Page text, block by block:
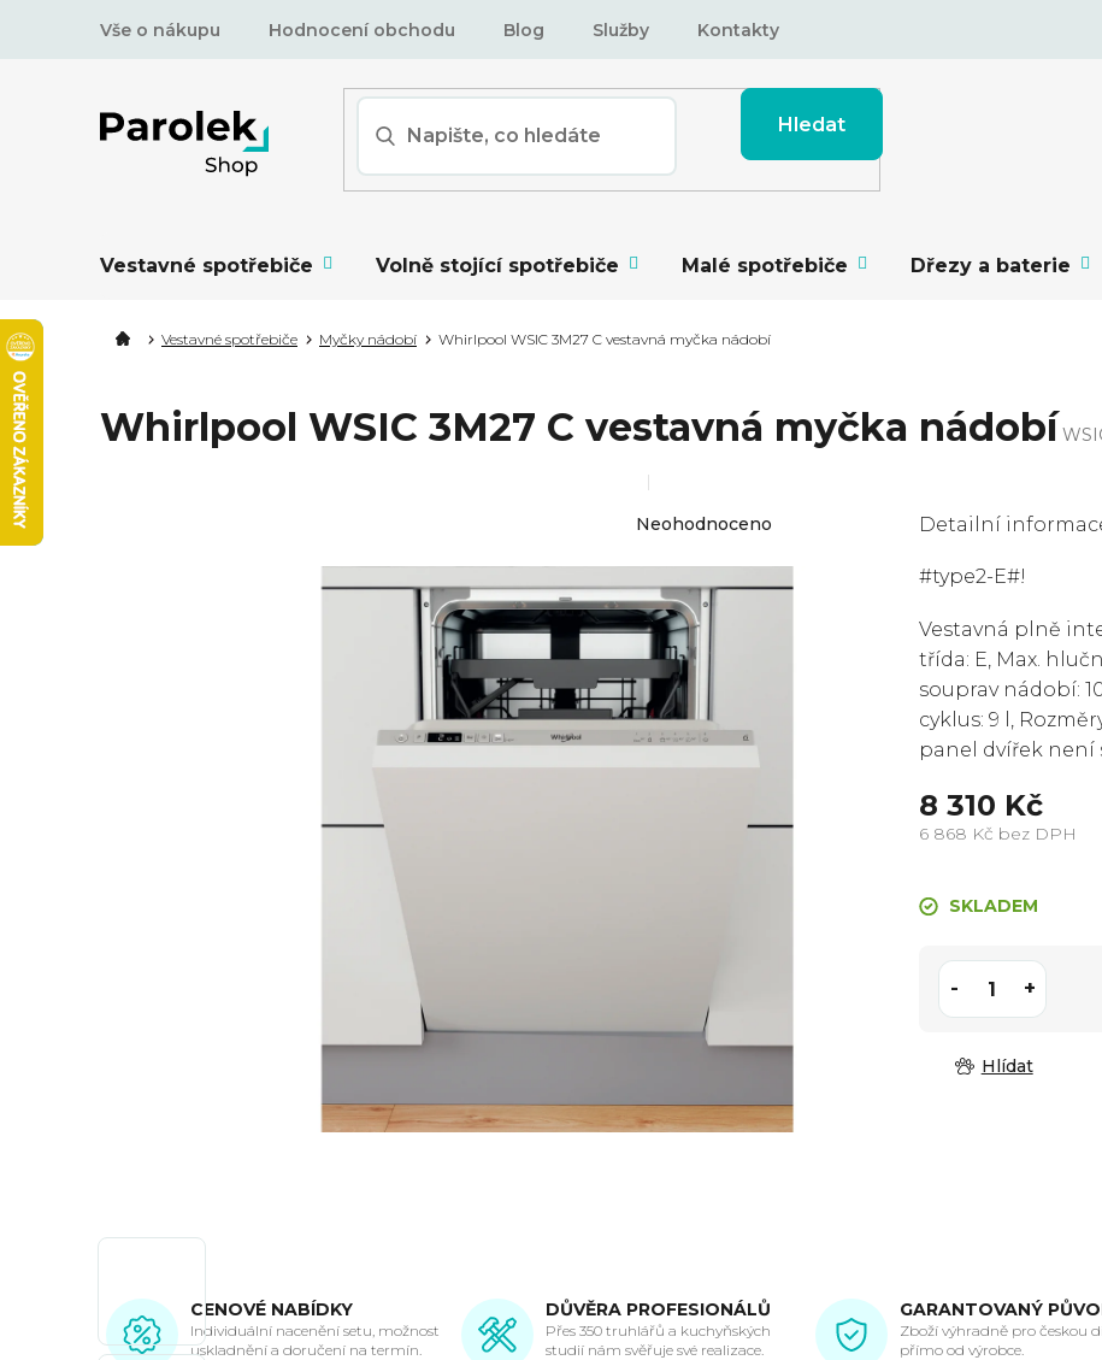
Vše o nákupu Hodnocení obchodu Blog Služby Kontakty
Hledat
Vestavné spotřebiče Volně stojící spotřebiče Malé spotřebiče Dřezy a baterie
Vestavné spotřebiče Myčky nádobí Whirlpool WSIC 3M27 C vestavná myčka nádobí
Whirlpool WSIC 3M27 C vestavná myčka nádobí
hodnocení
je
0,0
z
5
hvězdiček.
Neohodnoceno
8 310 Kč
6 868 Kč bez DPH
SKLADEM
#type2-E#!
Vestavná plně
třída: E, Max.
souprav nádobí:
cyklus: 9 l,
panel dvířek není
Detailní
Hlídat
CENOVÉ NABÍDKY
Individuální nacenění setu, možnost
uskladnění a doručení na termín.
DŮVĚRA PROFESIONÁLŮ
Přes 350 truhlářů a kuchyňských
studií nám svěřuje své realizace.
GARANTOVANÝ
Zboží výhradně pro českou
přímo od výrobce.